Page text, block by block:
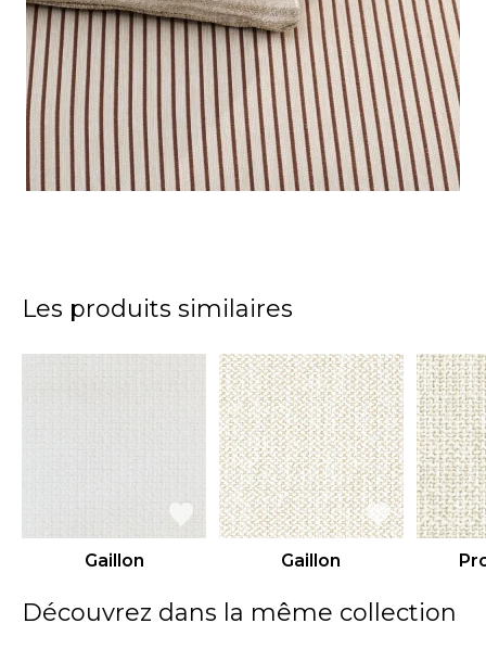
Les produits similaires
Gaillon Gaillon
Découvrez dans la même collection